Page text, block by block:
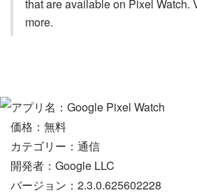
that are available on Pixel Watch.
more.
アプリ名：Google Pixel Watch
価格：無料
カテゴリー：通信
開発者：Google LLC
バージョン：2.3.0.625602228